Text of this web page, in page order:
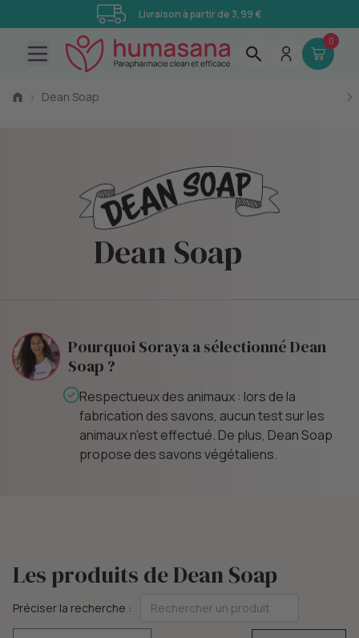
Livraison à partir de 3,99 €
Open main menu
0
› Dean Soap
Dean Soap
Pourquoi Soraya a sélectionné Dean
Soap ?
Respectueux des animaux : lors de la
fabrication des savons, aucun test sur les
animaux n'est effectué. De plus, Dean Soap
propose des savons végétaliens.
Les produits de Dean Soap
Préciser la recherche :